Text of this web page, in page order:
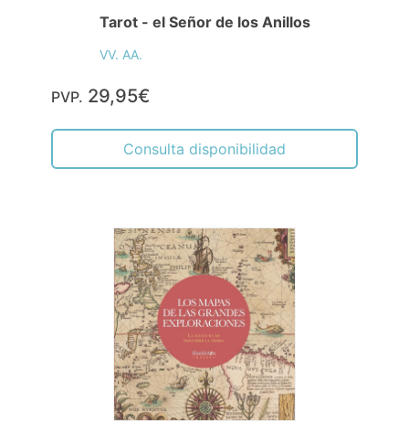
Tarot - el Señor de los Anillos
VV. AA.
PVP. 29,95€
Consulta disponibilidad